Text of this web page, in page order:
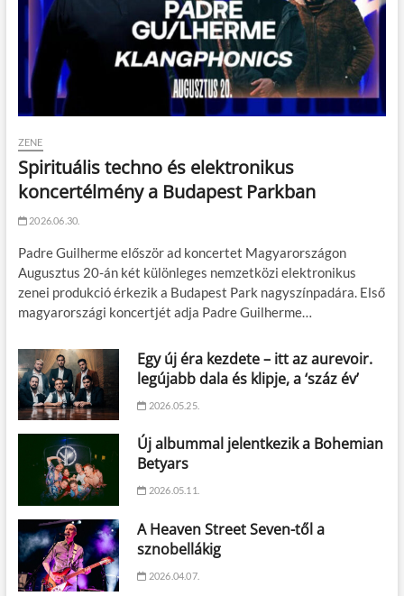
ZENE
Spirituális techno és elektronikus
koncertélmény a Budapest Parkban
2026.06.30.
Padre Guilherme először ad koncertet Magyarországon
Augusztus 20-án két különleges nemzetközi elektronikus
zenei produkció érkezik a Budapest Park nagyszínpadára. Első
magyarországi koncertjét adja Padre Guilherme…
Egy új éra kezdete – itt az aurevoir.
legújabb dala és klipje, a ‘száz év’
2026.05.25.
Új albummal jelentkezik a Bohemian
Betyars
2026.05.11.
A Heaven Street Seven-től a
sznobellákig
2026.04.07.